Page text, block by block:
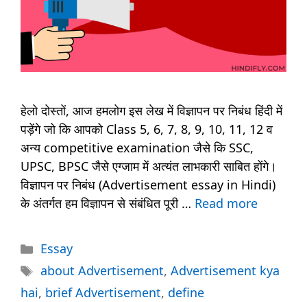
हेलो दोस्तों, आज हमलोग इस लेख में विज्ञापन पर निबंध हिंदी में
पड़ेंगे जो कि आपको Class 5, 6, 7, 8, 9, 10, 11, 12 व
अन्य competitive examination जैसे कि SSC,
UPSC, BPSC जैसे एग्जाम में अत्यंत लाभकारी साबित होंगे।
विज्ञापन पर निबंध (Advertisement essay in Hindi)
के अंतर्गत हम विज्ञापन से संबंधित पूरी … Read more
Categories
Essay
Tags
about Advertisement, Advertisement kya
hai, brief Advertisement, define